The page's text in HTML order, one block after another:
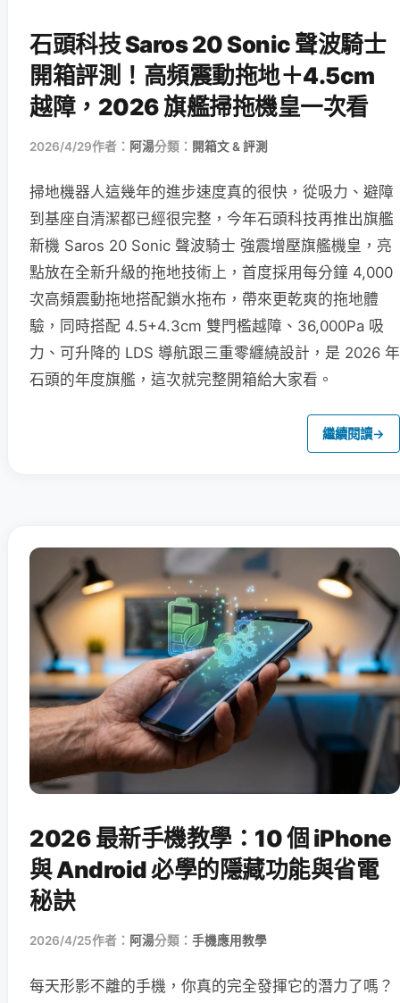
石頭科技 Saros 20 Sonic 聲波騎士
開箱評測！高頻震動拖地＋4.5cm
越障，2026 旗艦掃拖機皇一次看
2026/4/29作者： 阿湯分類： 開箱文 & 評測
掃地機器人這幾年的進步速度真的很快，從吸力、避障
到基座自清潔都已經很完整，今年石頭科技再推出旗艦
新機 Saros 20 Sonic 聲波騎士 強震增壓旗艦機皇，亮
點放在全新升級的拖地技術上，首度採用每分鐘 4,000
次高頻震動拖地搭配鎖水拖布，帶來更乾爽的拖地體
驗，同時搭配 4.5+4.3cm 雙門檻越障、36,000Pa 吸
力、可升降的 LDS 導航跟三重零纏繞設計，是 2026 年
石頭的年度旗艦，這次就完整開箱給大家看。
繼續閱讀→
2026 最新手機教學：10 個 iPhone
與 Android 必學的隱藏功能與省電
秘訣
2026/4/25作者： 阿湯分類： 手機應用教學
每天形影不離的手機，你真的完全發揮它的潛力了嗎？